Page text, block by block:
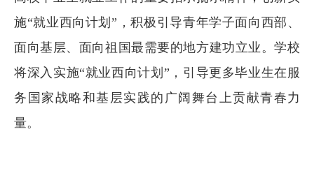
施“就业西向计划”，积极引导青年学子面向西部、
面向基层、面向祖国最需要的地方建功立业。学校
将深入实施“就业西向计划”，引导更多毕业生在服
务国家战略和基层实践的广阔舞台上贡献青春力
量。